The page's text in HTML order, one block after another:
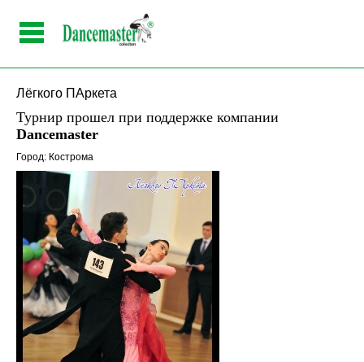
Лёгкого ПАркета
Турнир прошел при поддержке компании
Dancemaster
Город: Кострома